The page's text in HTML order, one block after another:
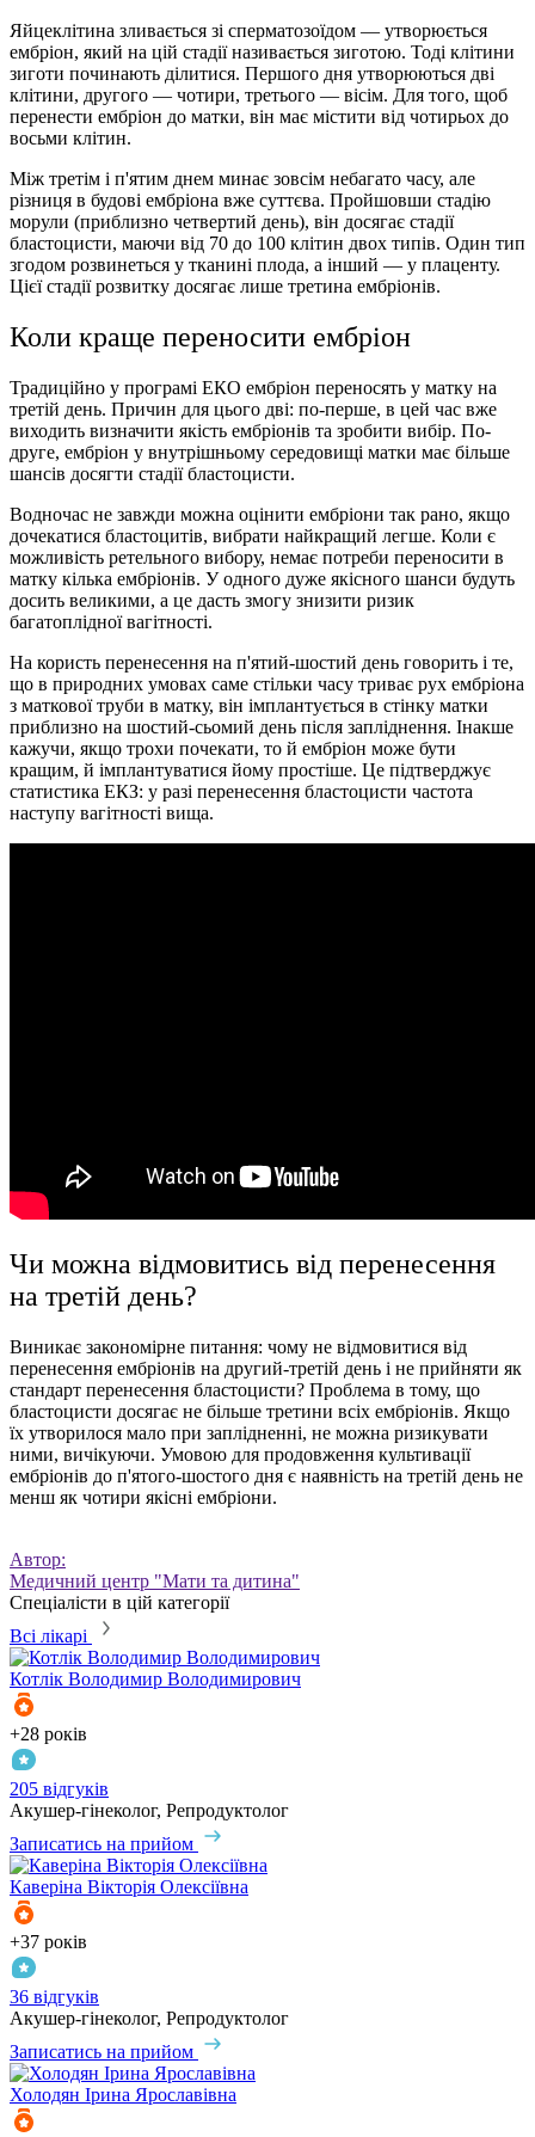
Яйцеклітина зливається зі сперматозоїдом — утворюється
ембріон, який на цій стадії називається зиготою. Тоді клітини
зиготи починають ділитися. Першого дня утворюються дві
клітини, другого — чотири, третього — вісім. Для того, щоб
перенести ембріон до матки, він має містити від чотирьох до
восьми клітин.
Між третім і п'ятим днем минає зовсім небагато часу, але
різниця в будові ембріона вже суттєва. Пройшовши стадію
морули (приблизно четвертий день), він досягає стадії
бластоцисти, маючи від 70 до 100 клітин двох типів. Один тип
згодом розвинеться у тканині плода, а інший — у плаценту.
Цієї стадії розвитку досягає лише третина ембріонів.
Коли краще переносити ембріон
Традиційно у програмі ЕКО ембріон переносять у матку на
третій день. Причин для цього дві: по-перше, в цей час вже
виходить визначити якість ембріонів та зробити вибір. По-
друге, ембріон у внутрішньому середовищі матки має більше
шансів досягти стадії бластоцисти.
Водночас не завжди можна оцінити ембріони так рано, якщо
дочекатися бластоцитів, вибрати найкращий легше. Коли є
можливість ретельного вибору, немає потреби переносити в
матку кілька ембріонів. У одного дуже якісного шанси будуть
досить великими, а це дасть змогу знизити ризик
багатоплідної вагітності.
На користь перенесення на п'ятий-шостий день говорить і те,
що в природних умовах саме стільки часу триває рух ембріона
з маткової труби в матку, він імплантується в стінку матки
приблизно на шостий-сьомий день після запліднення. Інакше
кажучи, якщо трохи почекати, то й ембріон може бути
кращим, й імплантуватися йому простіше. Це підтверджує
статистика ЕКЗ: у разі перенесення бластоцисти частота
наступу вагітності вища.
Чи можна відмовитись від перенесення
на третій день?
Виникає закономірне питання: чому не відмовитися від
перенесення ембріонів на другий-третій день і не прийняти як
стандарт перенесення бластоцисти? Проблема в тому, що
бластоцисти досягає не більше третини всіх ембріонів. Якщо
їх утворилося мало при заплідненні, не можна ризикувати
ними, вичікуючи. Умовою для продовження культивації
ембріонів до п'ятого-шостого дня є наявність на третій день не
менш як чотири якісні ембріони.
Автор:
Медичний центр "Мати та дитина"
Спеціалісти в цій категорії
Всі лікарі
Котлік Володимир Володимирович
+28 років
205 відгуків
Акушер-гінеколог, Репродуктолог
Записатись на прийом
Каверіна Вікторія Олексіївна
+37 років
36 відгуків
Акушер-гінеколог, Репродуктолог
Записатись на прийом
Холодян Ірина Ярославівна